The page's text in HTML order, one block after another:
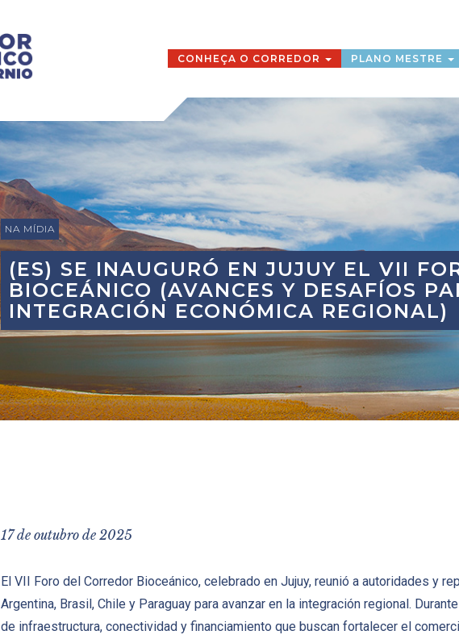
CONHEÇA O CORREDOR PLANO MESTRE
NA MÍDIA
(ES) SE INAUGURÓ EN JUJUY EL VII
BIOCEÁNICO (AVANCES Y DESAFÍOS
INTEGRACIÓN ECONÓMICA REGIONAL)
17 de outubro de 2025
El VII Foro del Corredor Bioceánico, celebrado en Jujuy, reunió a autoridades y
Argentina, Brasil, Chile y Paraguay para avanzar en la integración regional.
de infraestructura, conectividad y financiamiento que buscan fortalecer el